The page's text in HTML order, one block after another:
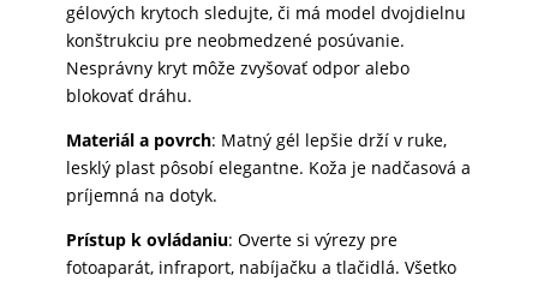
ZDRAVIE
gélových krytoch sledujte, či má model dvojdielnu
konštrukciu pre neobmedzené posúvanie.
Nesprávny kryt môže zvyšovať odpor alebo
blokovať dráhu.
Materiál a povrch: Matný gél lepšie drží v ruke,
lesklý plast pôsobí elegantne. Koža je nadčasová a
príjemná na dotyk.
Prístup k ovládaniu: Overte si výrezy pre
fotoaparát, infraport, nabíjačku a tlačidlá. Všetko